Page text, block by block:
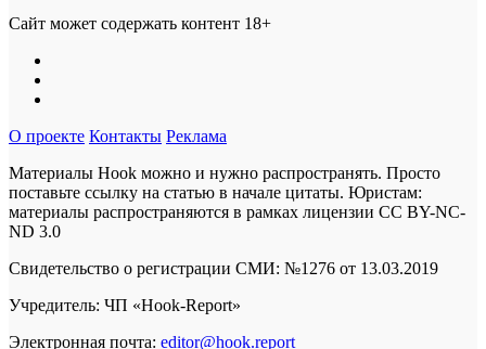
Сайт может содержать контент 18+
О проекте Контакты Реклама
Материалы Hook можно и нужно распространять. Просто
поставьте ссылку на статью в начале цитаты. Юристам:
материалы распространяются в рамках лицензии CC BY-NC-
ND 3.0
Свидетельство о регистрации СМИ: №1276 от 13.03.2019
Учредитель: ЧП «Hook-Report»
Электронная почта: editor@hook.report